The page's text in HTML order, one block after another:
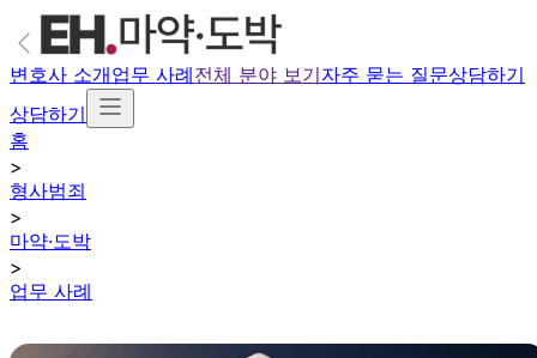
변호사 소개업무 사례전체 분야 보기자주 묻는 질문상담하기
상담하기
홈
>
형사범죄
>
마약·도박
>
업무 사례